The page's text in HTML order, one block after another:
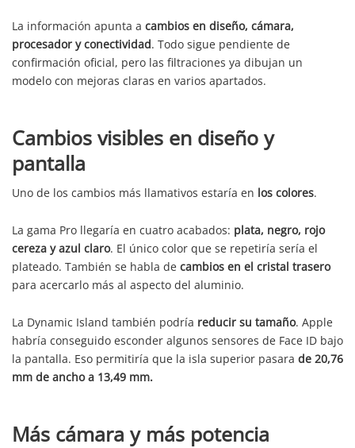
La información apunta a cambios en diseño, cámara,
procesador y conectividad. Todo sigue pendiente de
confirmación oficial, pero las filtraciones ya dibujan un
modelo con mejoras claras en varios apartados.
Cambios visibles en diseño y
pantalla
Uno de los cambios más llamativos estaría en los colores.
La gama Pro llegaría en cuatro acabados: plata, negro, rojo
cereza y azul claro. El único color que se repetiría sería el
plateado. También se habla de cambios en el cristal trasero
para acercarlo más al aspecto del aluminio.
La Dynamic Island también podría reducir su tamaño. Apple
habría conseguido esconder algunos sensores de Face ID bajo
la pantalla. Eso permitiría que la isla superior pasara de 20,76
mm de ancho a 13,49 mm.
Más cámara y más potencia